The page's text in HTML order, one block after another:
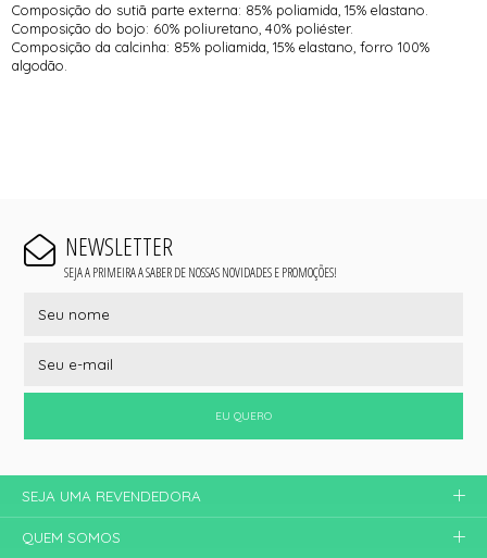
Composição do sutiã parte externa: 85% poliamida, 15% elastano.
Composição do bojo: 60% poliuretano, 40% poliéster.
Composição da calcinha: 85% poliamida, 15% elastano, forro 100%
algodão.
NEWSLETTER
SEJA A PRIMEIRA A SABER DE NOSSAS NOVIDADES E PROMOÇÕES!
EU QUERO
SEJA UMA REVENDEDORA
QUEM SOMOS